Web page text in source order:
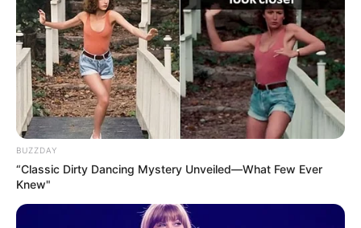
BUZZDAY
“Classic Dirty Dancing Mystery Unveiled—What Few Ever
Knew"